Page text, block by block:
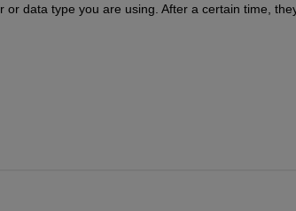
0.0000    0.0000    0.0000    0.0000
0.0000    0.0000    0.0000    0.0000
0.0000    0.0000    0.0000    0.0000
data type you are using. After a certain time,